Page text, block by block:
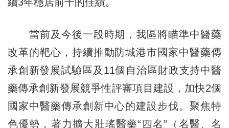
當前及今後一段時期，我區將瞄準中醫藥
改革的靶心，持續推動防城港市國家中醫藥傳
承創新發展試驗區及11個自治區財政支持中醫
藥傳承創新發展競爭性評審項目建設，加快2個
國家中醫藥傳承創新中心的建設步伐。聚焦特
色優勢，著力擴大壯瑤醫藥“四名”（名醫、名